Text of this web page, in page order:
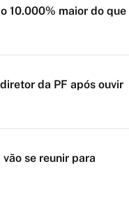
10.000% maior do que
da PF após ouvir
se reunir para